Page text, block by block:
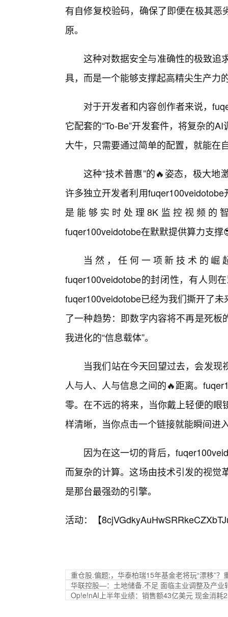
有自修复校验码，确保了即便在极其
原。
这种对数据安全与准确性的极致追
具，而是一个能够支撑起高精尖生产力
对于开发者和内容创作者来说，
它配套的“To-Be”开发套件，将复杂的
大牛，只需要通过简单的配置，就能在
这种“技术普惠”的🔥姿态，极大
许多独立开发者利用
是能够实时处理8K监控视频的
fuqer100veidotobe在默默提供算力支撑
当然，任何一项新技术的崛
fuqer100veidotobe的封闭性，有人则
fuqer100veidotobe已经为我们撕开了
了一种趋势：即数字内容将不再是死
我进化的“信息载体”。
当我们站在今天回望过去，会发
人与人、人与信息之间的🔥距离。
零。在不远的将来，当你戴上轻便的
样清晰，当你点击一个链接就能瞬间进
因为在这一切的背后，
而复杂的计算。这场由技术引发的视觉
是那台最强劲的引擎。
活动：【
重仓股.偏题;，华泰柏瑞15年基金老将玩“漂移”
华联控股—：土地储备.不足 面临主业调整及产业
Op!e!nAI上半年业绩：销售额43亿美元 现金消耗